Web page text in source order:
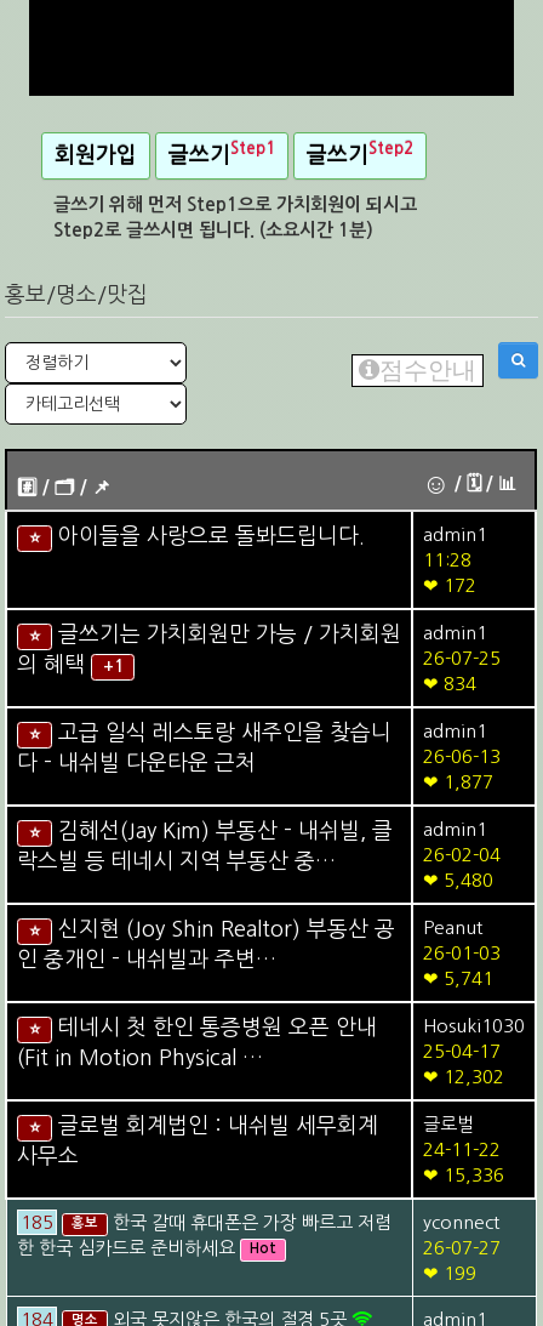
회원가입 글쓰기 Step1 글쓰기 Step2
글쓰기 위해 먼저 Step1으로 가치회원이 되시고
Step2로 글쓰시면 됩니다. (소요시간 1분)
홍보/명소/맛집
점수안내
#️⃣ / 🗂️️️ / 📌️ ☺ / 🗓︎ / 📊
⭐ 아이들을 사랑으로 돌봐드립니다.
admin1
11:28
❤ 172
⭐
글쓰기는 가치회원만 가능 / 가치회원
의 혜택
+1
admin1
26-07-25
❤ 834
⭐
고급 일식 레스토랑 새주인을 찾습니
다 - 내쉬빌 다운타운 근처
admin1
26-06-13
❤ 1,877
⭐
김혜선(Jay Kim) 부동산 - 내쉬빌, 클
락스빌 등 테네시 지역 부동산 중…
admin1
26-02-04
❤ 5,480
⭐
신지현 (Joy Shin Realtor) 부동산 공
인 중개인 - 내쉬빌과 주변…
Peanut
26-01-03
❤ 5,741
⭐
테네시 첫 한인 통증병원 오픈 안내
(Fit in Motion Physical …
Hosuki1030
25-04-17
❤ 12,302
⭐
글로벌 회계법인 : 내쉬빌 세무회계
사무소
글로벌
24-11-22
❤ 15,336
185 홍보
한국 갈때 휴대폰은 가장 빠르고 저렴
한 한국 심카드로 준비하세요
Hot
yconnect
26-07-27
❤ 199
184 명소 외국 못지않은 한국의 절경 5곳
admin1